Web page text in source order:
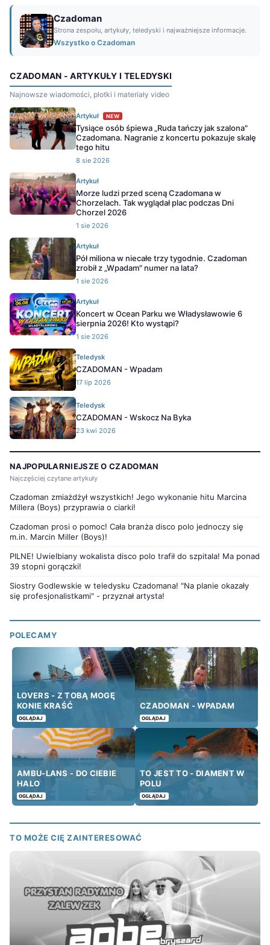
Czadoman
Strona zespołu, artykuły, teledyski i najważniejsze informacje.
Wszystko o Czadoman
CZADOMAN - ARTYKUŁY I TELEDYSKI
Najnowsze wiadomości, plotki i materiały video
Artykuł NEW
Tysiące osób śpiewa „Ruda tańczy jak szalona"
Czadomana. Nagranie z koncertu pokazuje skalę
tego hitu
8 sie 2026
Artykuł
Morze ludzi przed sceną Czadomana w
Chorzelach. Tak wyglądał plac podczas Dni
Chorzel 2026
1 sie 2026
Artykuł
Pół miliona w niecałe trzy tygodnie. Czadoman
zrobił z „Wpadam" numer na lata?
1 sie 2026
Artykuł
Koncert w Ocean Parku we Władysławowie 6
sierpnia 2026! Kto wystąpi?
1 sie 2026
Teledysk
CZADOMAN - Wpadam
17 lip 2026
Teledysk
CZADOMAN - Wskocz Na Byka
23 kwi 2026
NAJPOPULARNIEJSZE O CZADOMAN
Najczęściej czytane artykuły
Czadoman zmiażdżył wszystkich! Jego wykonanie hitu Marcina
Millera (Boys) przyprawia o ciarki!
Czadoman prosi o pomoc! Cała branża disco polo jednoczy się
m.in. Marcin Miller (Boys)!
PILNE! Uwielbiany wokalista disco polo trafił do szpitala! Ma ponad
39 stopni gorączki!
Siostry Godlewskie w teledysku Czadomana! "Na planie okazały
się profesjonalistkami" - przyznał artysta!
POLECAMY
LOVERS - Z TOBĄ MOGĘ
KONIE KRAŚĆ
OGLĄDAJ
CZADOMAN - WPADAM
OGLĄDAJ
AMBU-LANS - DO CIEBIE
HALO
OGLĄDAJ
TO JEST TO - DIAMENT W
POLU
OGLĄDAJ
TO MOŻE CIĘ ZAINTERESOWAĆ